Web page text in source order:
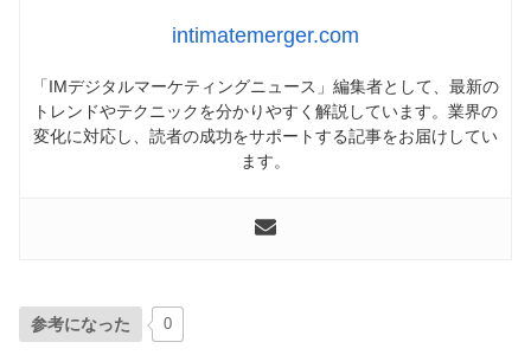
intimatemerger.com
「IMデジタルマーケティングニュース」編集者として、最新の
トレンドやテクニックを分かりやすく解説しています。業界の
変化に対応し、読者の成功をサポートする記事をお届けしてい
ます。
参考になった 0